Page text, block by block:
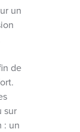
un
de
sur
: un